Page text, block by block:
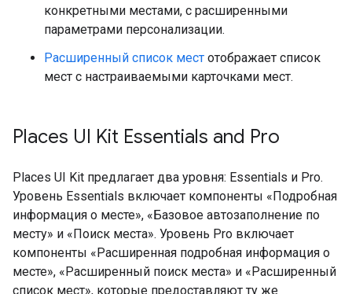
конкретными местами, с расширенными
параметрами персонализации.
Расширенный список мест отображает список
мест с настраиваемыми карточками мест.
Places UI Kit Essentials and Pro
Places UI Kit предлагает два уровня: Essentials и Pro.
Уровень Essentials включает компоненты «Подробная
информация о месте», «Базовое автозаполнение по
месту» и «Поиск места». Уровень Pro включает
компоненты «Расширенная подробная информация о
месте», «Расширенный поиск места» и «Расширенный
список мест», которые предоставляют ту же